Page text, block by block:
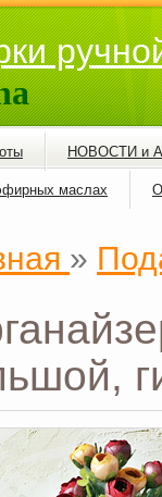
НОВОСТИ и
маслах
»